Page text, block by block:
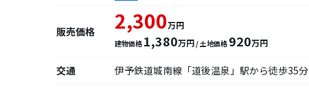
販売価格 2,300万円
建物価格 1,380万円/ 土地価格 920万円
交通
伊予鉄道城南線「道後温泉」駅から徒歩35分